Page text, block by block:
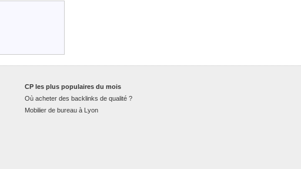
CP les plus populaires du mois
Où acheter des backlinks de qualité ?
Mobilier de bureau à Lyon